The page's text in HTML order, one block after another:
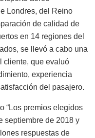
Londres, del Reino
de calidad de
en 14 regiones del
se llevó a cabo una
cliente, que evaluó
experiencia
del pasajero.
“Los premios elegidos
septiembre de 2018 y
respuestas de